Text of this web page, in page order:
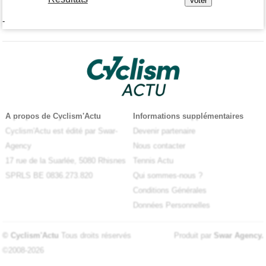
-
A propos de Cyclism'Actu
Cyclism'Actu est édité par Swar-
Agency
17 rue de la Suarlée, 5080 Rhisnes
SPRLS BE 0836.273.820
Informations supplémentaires
Devenir partenaire
Nous contacter
Tennis Actu
Qui sommes-nous ?
Conditions Générales
Données Personnelles
© Cyclism'Actu Tous droits réservés
©2008-2026
Produit par Swar Agency.